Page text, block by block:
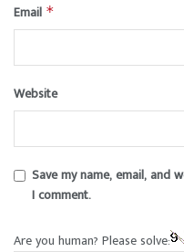
Email *
Website
Save my name, email, and
I comment.
Are you human? Please solve: